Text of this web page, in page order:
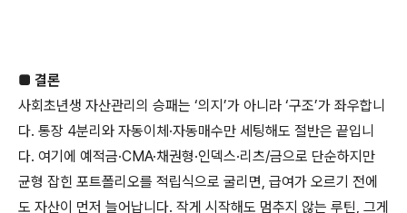
■ 결론
사회초년생 자산관리의 승패는 ‘의지’가 아니라 ‘구조’가 좌우합니
다. 통장 4분리와 자동이체·자동매수만 세팅해도 절반은 끝입니
다. 여기에 예적금·CMA·채권형·인덱스·리츠/금으로 단순하지만
균형 잡힌 포트폴리오를 적립식으로 굴리면, 급여가 오르기 전에
도 자산이 먼저 늘어납니다. 작게 시작해도 멈추지 않는 루틴, 그게